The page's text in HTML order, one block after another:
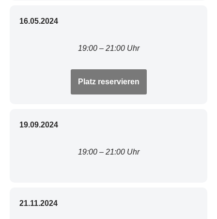
16.05.2024
19:00 – 21:00 Uhr
Platz reservieren
19.09.2024
19:00 – 21:00 Uhr
21.11.2024